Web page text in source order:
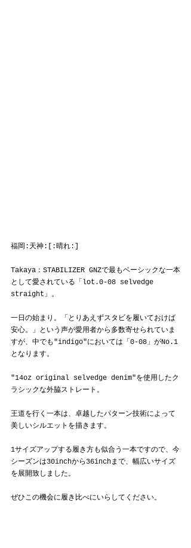
福岡:天神:[:晴れ:]
Takaya：STABILIZER GNZで最もベーシックな一本
として愛されている「lot.0-08 selvedge
straight」。
一日の始まり。「とりあえずスタビを履いておけば
安心。」という声が愛用者から多数寄せられていま
すが、中でも"indigo"においては「0-08」がNo.1
となります。
"14oz original selvedge denim"を使用したク
ラシックな外脇ストレート。
王道を行く一本は、卓越したパターン技術によって
美しいシルエットを描きます。
1サイズアップする履き方も似合う一本ですので、今
シーズンは30inchから36inchまで、幅広いサイズ
を展開致しました。
ぜひこの機会に履き比べにいらしてください。